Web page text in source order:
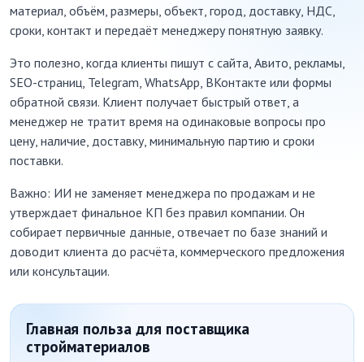
материал, объём, размеры, объект, город, доставку, НДС,
сроки, контакт и передаёт менеджеру понятную заявку.
Это полезно, когда клиенты пишут с сайта, Авито, рекламы,
SEO-страниц, Telegram, WhatsApp, ВКонтакте или формы
обратной связи. Клиент получает быстрый ответ, а
менеджер не тратит время на одинаковые вопросы про
цену, наличие, доставку, минимальную партию и сроки
поставки.
Важно: ИИ не заменяет менеджера по продажам и не
утверждает финальное КП без правил компании. Он
собирает первичные данные, отвечает по базе знаний и
доводит клиента до расчёта, коммерческого предложения
или консультации.
Главная польза для поставщика
стройматериалов